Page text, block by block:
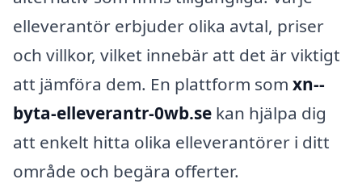
elleverantör erbjuder olika avtal, priser
och villkor, vilket innebär att det är viktigt
att jämföra dem. En plattform som xn--
byta-elleverantr-0wb.se kan hjälpa dig
att enkelt hitta olika elleverantörer i ditt
område och begära offerter.